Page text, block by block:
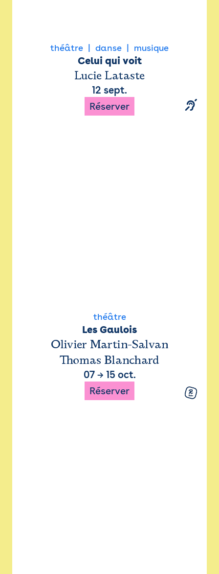
théâtre danse musique
Celui qui voit
Lucie Lataste
12 sept.
Réserver
théâtre
Les Gaulois
Olivier Martin-Salvan
Thomas Blanchard
07→ 15 oct.
Réserver